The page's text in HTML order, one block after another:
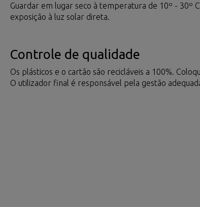
Guardar em lugar seco à temperatura de 10º - 30º
exposição à luz solar direta.
Controle de qualidade
Os plásticos e o cartão são recicláveis a 100%.
O utilizador final é responsável pela gestão